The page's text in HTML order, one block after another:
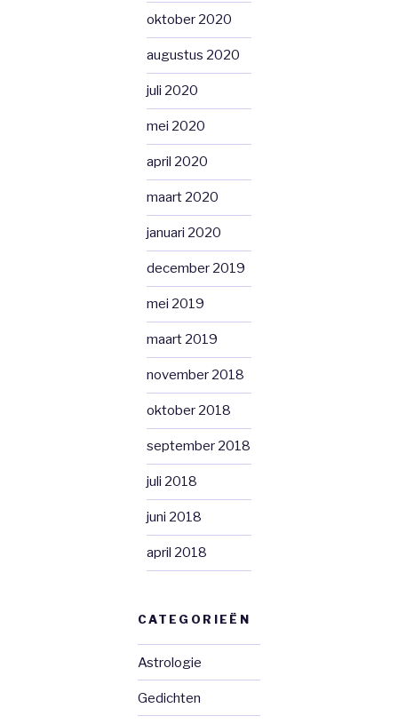
oktober 2020
augustus 2020
juli 2020
mei 2020
april 2020
maart 2020
januari 2020
december 2019
mei 2019
maart 2019
november 2018
oktober 2018
september 2018
juli 2018
juni 2018
april 2018
CATEGORIEËN
Astrologie
Gedichten